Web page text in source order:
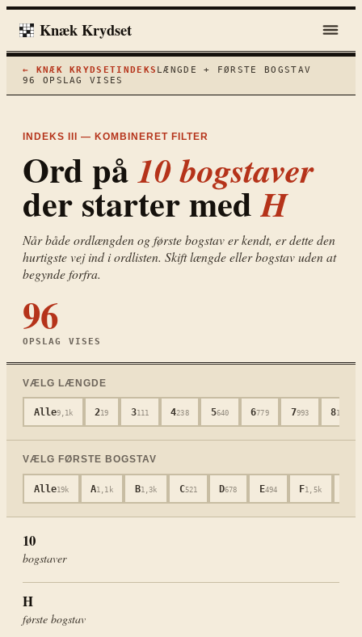
Knæk Krydset
← KNÆK KRYDSETINDEKS LÆNGDE + FØRSTE BOGSTAV
96
OPSLAG VISES
INDEKS III — KOMBINERET FILTER
Ord på10bogstaver
der starter medH
Når både ordlængden og første bogstav er kendt, er dette den
hurtigste vej ind i ordlisten. Skift længde eller bogstav uden at
begynde forfra.
96
OPSLAG VISES
VÆLG LÆNGDE
Alle9,1k 219 3111 4238 5640 6779 7993 81,2k
VÆLG FØRSTE BOGSTAV
Alle19k A1,1k B1,3k C521 D678 E494 F1,5k
10
bogstaver
H
første bogstav